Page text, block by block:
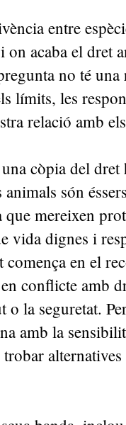
entre
on acaba el dret
no té
límits, les
relació amb
còpia del
són
mereixen
vida dignes i
en el
conflicte amb
o la seguretat.
amb la